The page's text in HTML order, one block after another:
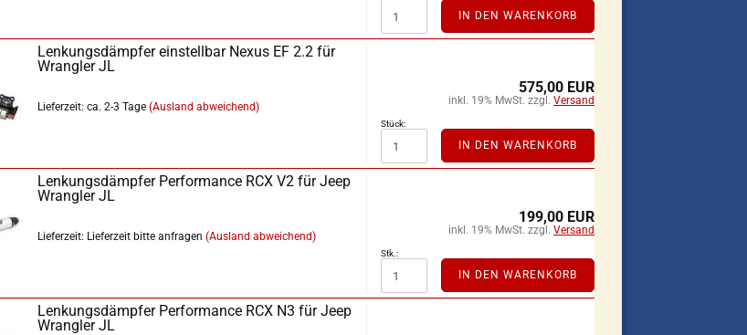
IN DEN WARENKORB
Lenkungsdämpfer einstellbar Nexus EF 2.2 für
Wrangler JL
Lieferzeit: ca. 2-3 Tage (Ausland abweichend)
575,00 EUR
inkl. 19% MwSt. zzgl. Versand
Stück:
IN DEN WARENKORB
Lenkungsdämpfer Performance RCX V2 für Jeep
Wrangler JL
Lieferzeit: Lieferzeit bitte anfragen (Ausland abweichend)
199,00 EUR
inkl. 19% MwSt. zzgl. Versand
Stk.:
IN DEN WARENKORB
Lenkungsdämpfer Performance RCX N3 für Jeep
Wrangler JL